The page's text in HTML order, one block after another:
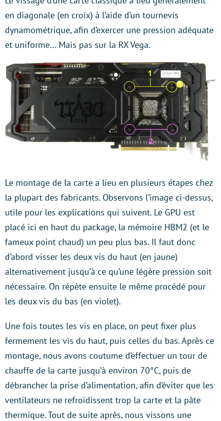
en diagonale (en croix) à l’aide d’un tournevis
dynamométrique, afin d’exercer une pression adéquate
et uniforme… Mais pas sur la RX Vega.
Le montage de la carte a lieu en plusieurs étapes chez
la plupart des fabricants. Observons l’image ci-dessus,
utile pour les explications qui suivent. Le GPU est
placé ici en haut du package, la mémoire HBM2 (et le
fameux point chaud) un peu plus bas. Il faut donc
d’abord visser les deux vis du haut (en jaune)
alternativement jusqu’à ce qu’une légère pression soit
nécessaire. On répète ensuite le même procédé pour
les deux vis du bas (en violet).
Une fois toutes les vis en place, on peut fixer plus
fermement les vis du haut, puis celles du bas. Après ce
montage, nous avons coutume d’effectuer un tour de
chauffe de la carte jusqu’à environ 70°C, puis de
débrancher la prise d’alimentation, afin d’éviter que les
ventilateurs ne refroidissent trop la carte et la pâte
thermique. Tout de suite après, nous vissons une